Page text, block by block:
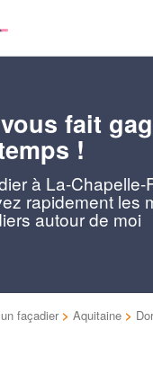
fait
!
à La-Chapelle-
rapidement les
autour de moi
façadier > Aquitaine >